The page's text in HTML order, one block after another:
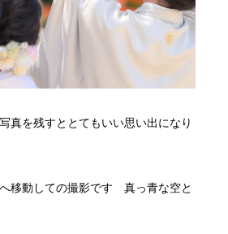
真を残すととてもいい思い出になり
移動しての撮影です 真っ青な空と